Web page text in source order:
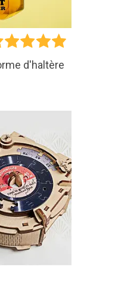
d'haltère